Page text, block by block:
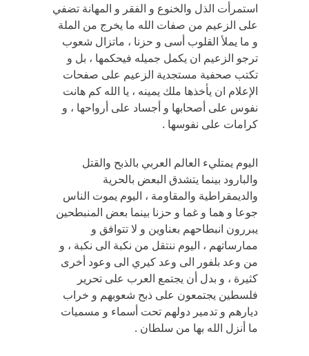
استمرأت الذل والخنوع و الفقر و المهانة تضفي
على الزعيم من صفات الله ما يخرج من الملة
و ما يملأ القلوب أسى و حزنا ، ماتزال شعوب
ترجو الزعيم ان يكمل جميله فيحكمها ، بل و
تكتب صحفية مستجدية الزعيم على صفحات
الإعلام ان يأخذها ملك يمينه ، يا الله كم هانت
نفوس على أصحابها و أجساد على أرواحها ، و
كرامات على نفوسها .
اليوم يمتليء العالم العربي بالذبح والقتل
والبارود بينما يتشدق البعض بالحرية
والديمقراطية والمقاومة ، اليوم يموت الناس
جوعا و هما و غما و حزنا بينما بعض المنبطحين
يبررون انبطاحهم بعناوين و لا تتوافق و
ممارساتهم ، اليوم ننتقل من نكبة الى نكبة ، و
من وعد بلفور الى وعد كيري الى وعود أخرى
كثيرة ، و بدل أن يجتمع العرب على تحرير
فلسطين يجتمعون على ذبح شعوبهم و خراب
ديارهم و تدمير دولهم تحت أسماء و مسميات
ما أنزل الله بها من سلطان .